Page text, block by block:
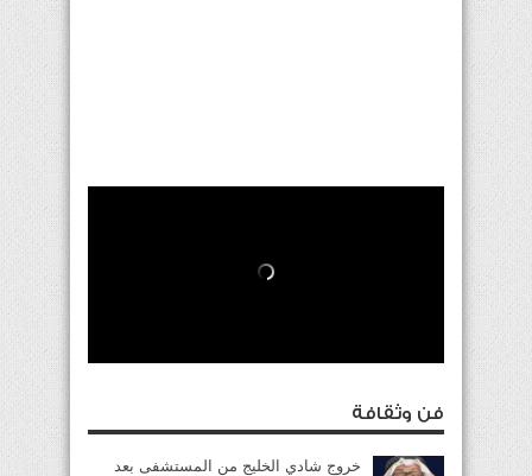
فن وثقافة
خروج شادي الخليج من المستشفى بعد